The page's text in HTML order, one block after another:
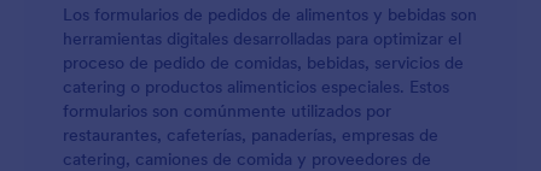
incluso integrar el formulario con otras Apps con las
que ya trabajáis, como puede ser Google Drive o
Dropbox, para que así automáticamente se
sincronicen los datos de envío a estas cuentas.
Alimentad a vuestra comunidad asegurando que
reciben las comidas en el horario establecido con el
formulario de recogida de comidas.
Los formularios de pedidos de alimentos y bebidas son
herramientas digitales desarrolladas para optimizar el
proceso de pedido de comidas, bebidas, servicios de
catering o productos alimenticios especiales. Estos
formularios son comúnmente utilizados por
restaurantes, cafeterías, panaderías, empresas de
catering, camiones de comida y proveedores de